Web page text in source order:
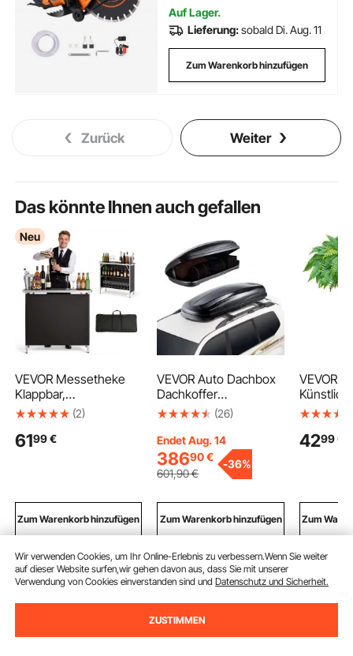
Auf Lager.
Lieferung:sobald Di. Aug. 11
Zum Warenkorb hinzufügen
Zurück Weiter
Das könnte Ihnen auch gefallen
Neu
VEVOR Messetheke
Klappbar,
980x385x870 mm,
Tragetasche,
Faltbare Mobile
Barstation für
Veranstaltungen,
(2)
6199€
Zum Warenkorb hinzufügen
VEVOR Auto Dachbox
Dachkoffer
Aufbewahrungsbox
Hartschalen
Dachgepäckträger
Aufbewahrungsbox
mit beidseitiger
Öffnung und 2
verstärkten Gurten,
Gepäckaufbewahrung
(26)
Endet Aug. 14
38690 €
601,90€
-36%
Zum Warenkorb hinzufügen
VEVOR 2
mm
Wedeln
Garten
4299€
Zum
Empfohlene Suchabfragen
elektrisch hydraulik-wagenheber
Wir verwenden Cookies, um Ihr Online-Erlebnis zu verbessern.Wenn Sie weiter
auf dieser Website surfen,wir gehen davon aus, dass Sie mit unserer
Verwendung von Cookies einverstanden sind undDatenschutz und Sicherheit.
ZUSTIMMEN